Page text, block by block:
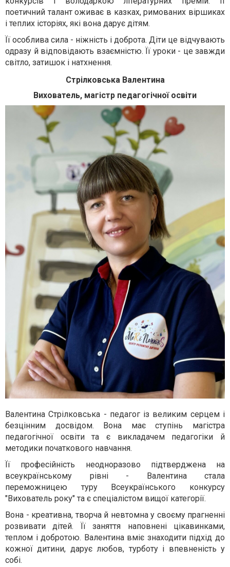
поетичний талант оживає в казках, римованих віршиках
і теплих історіях, які вона дарує дітям.
Її особлива сила - ніжність і доброта. Діти це відчувають
одразу й відповідають взаємністю. Її уроки - це завжди
світло, затишок і натхнення.
Стрілковська Валентина
Вихователь, магістр педагогічної освіти
Валентина Стрілковська - педагог із великим серцем і
безцінним досвідом. Вона має ступінь магістра
педагогічної освіти та є викладачем педагогіки й
методики початкового навчання.
Її професійність неодноразово підтверджена на
всеукраїнському рівні - Валентина стала
переможницею туру Всеукраїнського конкурсу
"Вихователь року" та є спеціалістом вищої категорії.
Вона - креативна, творча й невтомна у своєму прагненні
розвивати дітей. Її заняття наповнені цікавинками,
теплом і добротою. Валентина вміє знаходити підхід до
кожної дитини, дарує любов, турботу і впевненість у
собі.